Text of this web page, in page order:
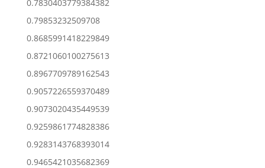
0.7830403779384382
0.79853232509708
0.8685991418229849
0.8721060100275613
0.8967709789162543
0.9057226559370489
0.9073020435449539
0.9259861774828386
0.9283143768393014
0.9465421035682369